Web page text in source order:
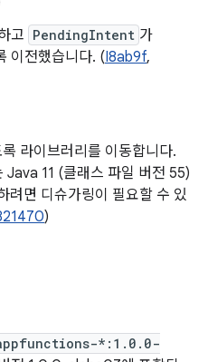
고 PendingIntent 가
이전했습니다. (I8ab9f,
라이브러리를 이동합니다.
Java 11 (클래스 파일 버전 55)
려면 디슈가링이 필요할 수 있
)
*:1.0.0-